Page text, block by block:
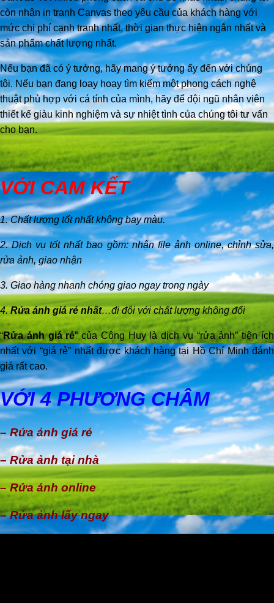
còn nhận in tranh Canvas theo yêu cầu của khách hàng với
mức chi phí cạnh tranh nhất, thời gian thực hiện ngắn nhất và
sản phẩm chất lượng nhất.
Nếu bạn đã có ý tưởng, hãy mang ý tưởng ấy đến với chúng
tôi. Nếu bạn đang loay hoay tìm kiếm một phong cách nghệ
thuật phù hợp với cá tính của mình, hãy để đội ngũ nhân viên
thiết kế giàu kinh nghiệm và sự nhiệt tình của chúng tôi tư vấn
cho bạn.
VỚI CAM KẾT
1. Chất lượng tốt nhất không bay màu.
2. Dịch vụ tốt nhất bao gồm: nhận file ảnh online, chỉnh sửa,
rửa ảnh, giao nhận
3. Giao hàng nhanh chóng giao ngay trong ngày
4. Rửa ảnh giá rẻ nhất…đi đôi với chất lượng không đổi
“Rửa ảnh giá rẻ” của Công Huy là dịch vụ “rửa ảnh” tiện ích
nhất với “giá rẻ” nhất được khách hàng tại Hồ Chí Minh đánh
giá rất cao.
VỚI 4 PHƯƠNG CHÂM
– Rửa ảnh giá rẻ
– Rửa ảnh tại nhà
– Rửa ảnh online
– Rửa ảnh lấy ngay